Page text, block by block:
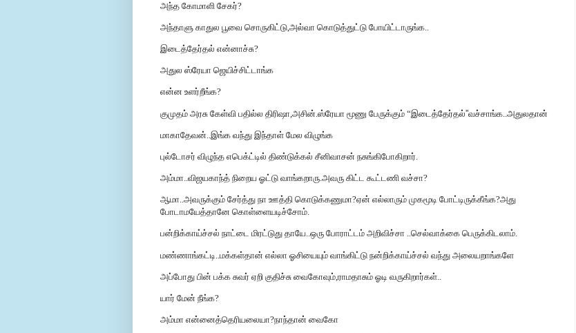
அந்த கோமாளி சேகர்?
அந்தாளு காதுல பூவை சொருகிட்டு,அல்வா கொடுத்துட்டு போயிட்டாருங்க..
இடைத்தேர்தல் என்னாச்சு?
அதுல ஸ்ரேயா ஜெயிச்சிட்டாங்க
என்ன உளர்றீங்க?
குமுதம் அரசு கேள்வி பதில்ல திரிஷா,அசின்.ஸ்ரேயா மூணு பேருக்கும் “இடைத்தேர்தல்”வச்சாங்க..அதுலதான்
மாகாதேவன்..இங்க வந்து இந்தாள் மேல விழுங்க
புல்டோசர் விழுந்த எபெக்ட்டில் திண்டுக்கல் சீனிவாசன் நசுங்கிபோகிறார்.
அம்மா..விஜயகாந்த் நிறைய ஓட்டு வாங்கறாரு.அவரு கிட்ட கூட்டணி வச்சா?
ஆமா..அவருக்கும் சேர்த்து நா ஊத்தி கொடுக்கணுமா?ஏன் எல்லாரும் முகமூடி போட்டிருக்கீங்க?அது
போடாமயேத்தானே கொள்ளையடிச்சோம்.
பன்றிக்காய்ச்சல் நாட்டை மிரட்டுது தாயே..ஒரு போராட்டம் அறிவிச்சா ..செல்வாக்கை பெருக்கிடலாம்.
மண்ணாங்கட்டி..மக்கள்தான் எல்லா ஓசியையும் வாங்கிட்டு நன்றிக்காய்ச்சல் வந்து அலையறாங்களே
அப்போது பின் பக்க சுவர் ஏறி குதிச்சு வைகோவும்,ராமதாசும் ஓடி வருகிறார்கள்..
யார் மேன் நீங்க?
அம்மா என்னைத்தெரியலையா?நாந்தான் வைகோ